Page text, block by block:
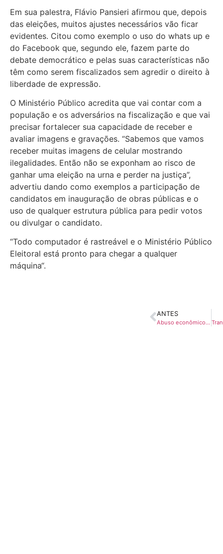
Em sua palestra, Flávio Pansieri afirmou que, depois
das eleições, muitos ajustes necessários vão ficar
evidentes. Citou como exemplo o uso do whats up e
do Facebook que, segundo ele, fazem parte do
debate democrático e pelas suas características não
têm como serem fiscalizados sem agredir o direito à
liberdade de expressão.
O Ministério Público acredita que vai contar com a
população e os adversários na fiscalização e que vai
precisar fortalecer sua capacidade de receber e
avaliar imagens e gravações. “Sabemos que vamos
receber muitas imagens de celular mostrando
ilegalidades. Então não se exponham ao risco de
ganhar uma eleição na urna e perder na justiça”,
advertiu dando como exemplos a participação de
candidatos em inauguração de obras públicas e o
uso de qualquer estrutura pública para pedir votos
ou divulgar o candidato.
“Todo computador é rastreável e o Ministério Público
Eleitoral está pronto para chegar a qualquer
máquina“.
ANTES
Abuso econômico será principal foco do Ministério Público Eleitoral